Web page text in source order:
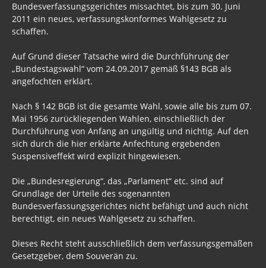
AVAAZ - WELTZERSTÖRER
Flase Flag
3. Weltkrieg
Dresden
Wirklich wichtig
Gästebuch
Bundesverfassungsgerichtes missachtet, bis zum 30. Juni
2011 ein neues, verfassungskonformes Wahlgesetz zu
schaffen.
Auf Grund dieser Tatsache wird die Durchführung der
„Bundestagswahl“ vom 24.09.2017 gemäß §143 BGB als
angefochten erklärt.
Nach § 142 BGB ist die gesamte Wahl, sowie alle bis zum 07.
Mai 1956 zurückliegenden Wahlen, einschließlich der
Durchführung von Anfang an ungültig und nichtig. Auf den
sich durch die hier erklärte Anfechtung ergebenden
Suspensiveffekt wird explizit hingewiesen.
Die „Bundesregierung“, das „Parlament“ etc. sind auf
Grundlage der Urteile des sogenannten
Bundesverfassungsgerichtes nicht befähigt und auch nicht
berechtigt, ein neues Wahlgesetz zu schaffen.
Dieses Recht steht ausschließlich dem verfassungsgemäßen
Gesetzgeber, dem Souverän zu.